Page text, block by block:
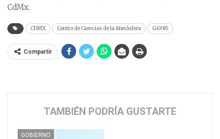
CdMx.
CDMX Centro de Ciencias de la Atmósfera G4985
Compartir
TAMBIÉN PODRÍA GUSTARTE
GOBIERNO